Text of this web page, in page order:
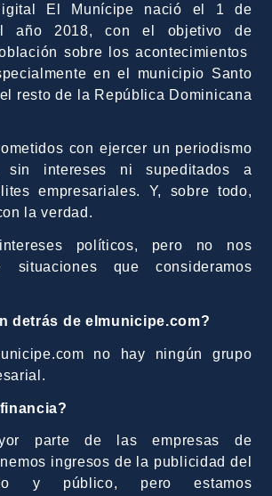
El Munícipe nació el 1 de
año 2018, con el objetivo de
sobre los acontecimientos
en el municipio Santo
resto de la República Dominicana
con ejercer un periodismo
sin intereses ni supeditados a
empresariales. Y, sobre todo,
la verdad.
políticos, pero no nos
situaciones que consideramos
detrás de elmunicipe.com?
no hay ningún grupo
parte de las empresas de
ingresos de la publicidad del
y público, pero estamos